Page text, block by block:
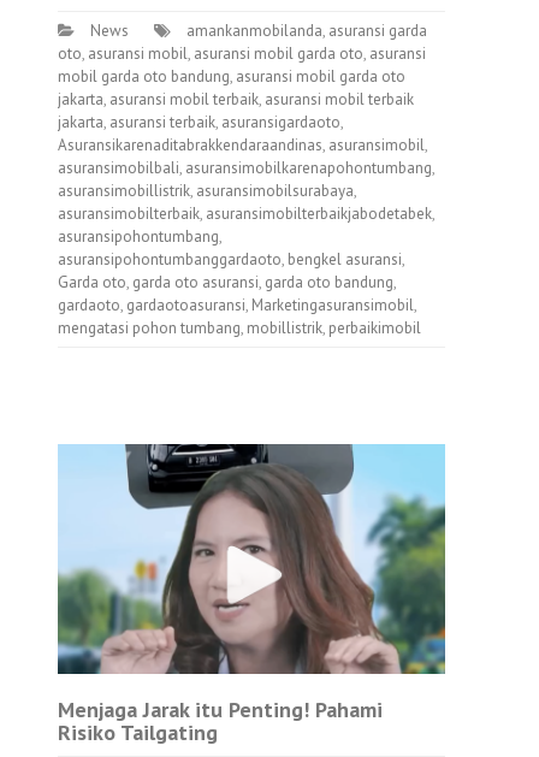
News amankanmobilanda, asuransi garda
oto, asuransi mobil, asuransi mobil garda oto, asuransi
mobil garda oto bandung, asuransi mobil garda oto
jakarta, asuransi mobil terbaik, asuransi mobil terbaik
jakarta, asuransi terbaik, asuransigardaoto,
Asuransikarenaditabrakkendaraandinas, asuransimobil,
asuransimobilbali, asuransimobilkarenapohontumbang,
asuransimobillistrik, asuransimobilsurabaya,
asuransimobilterbaik, asuransimobilterbaikjabodetabek,
asuransipohontumbang,
asuransipohontumbanggardaoto, bengkel asuransi,
Garda oto, garda oto asuransi, garda oto bandung,
gardaoto, gardaotoasuransi, Marketingasuransimobil,
mengatasi pohon tumbang, mobillistrik, perbaikimobil
Menjaga Jarak itu Penting! Pahami
Risiko Tailgating